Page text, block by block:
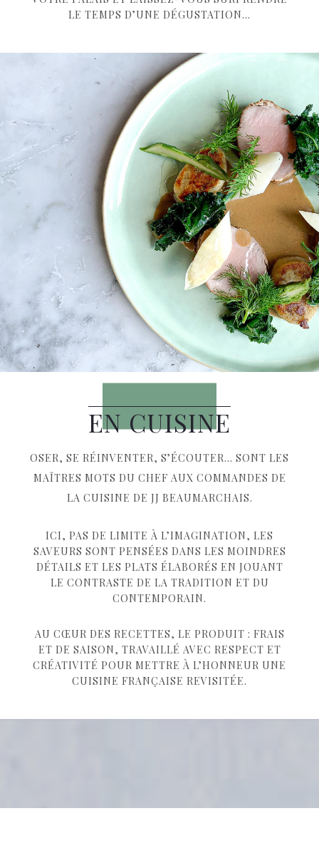
LE TEMPS D’UNE DÉGUSTATION…
EN CUISINE
OSER, SE RÉINVENTER, S’ÉCOUTER… SONT LES
MAÎTRES MOTS DU CHEF AUX COMMANDES DE
LA CUISINE DE JJ BEAUMARCHAIS.
ICI, PAS DE LIMITE À L’IMAGINATION, LES
SAVEURS SONT PENSÉES DANS LES MOINDRES
DÉTAILS ET LES PLATS ÉLABORÉS EN JOUANT
LE CONTRASTE DE LA TRADITION ET DU
CONTEMPORAIN.
AU CŒUR DES RECETTES, LE PRODUIT : FRAIS
ET DE SAISON, TRAVAILLÉ AVEC RESPECT ET
CRÉATIVITÉ POUR METTRE À L’HONNEUR UNE
CUISINE FRANÇAISE REVISITÉE.